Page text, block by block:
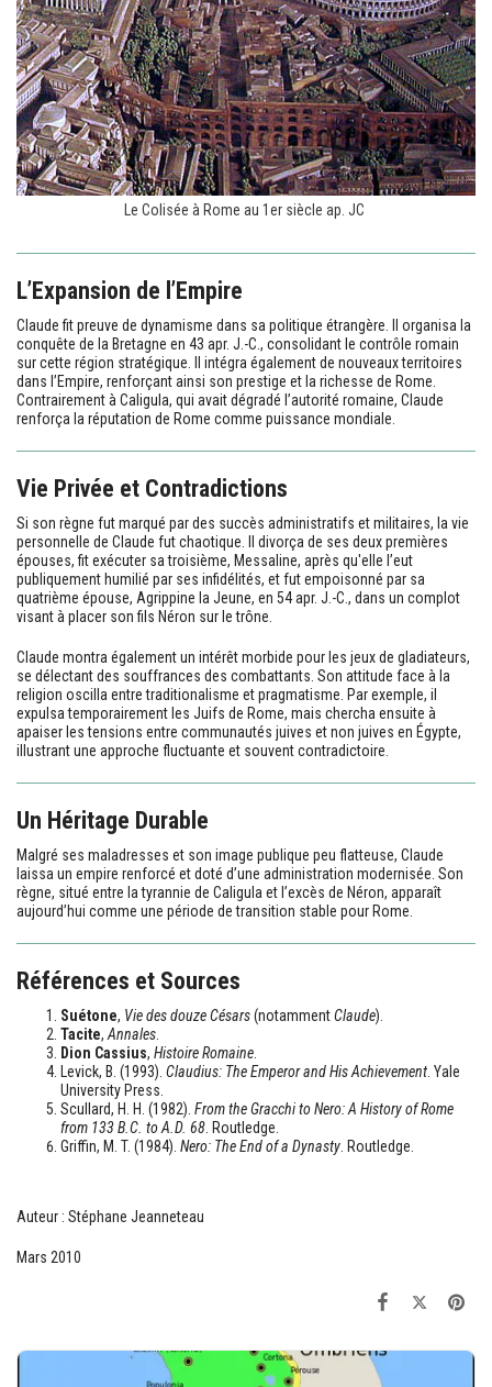
Le Colisée à Rome au 1er siècle ap. JC
L’Expansion de l’Empire
Claude fit preuve de dynamisme dans sa politique étrangère. Il organisa la
conquête de la Bretagne en 43 apr. J.-C., consolidant le contrôle romain
sur cette région stratégique. Il intégra également de nouveaux territoires
dans l’Empire, renforçant ainsi son prestige et la richesse de Rome.
Contrairement à Caligula, qui avait dégradé l’autorité romaine, Claude
renforça la réputation de Rome comme puissance mondiale.
Vie Privée et Contradictions
Si son règne fut marqué par des succès administratifs et militaires, la vie
personnelle de Claude fut chaotique. Il divorça de ses deux premières
épouses, fit exécuter sa troisième, Messaline, après qu'elle l’eut
publiquement humilié par ses infidélités, et fut empoisonné par sa
quatrième épouse, Agrippine la Jeune, en 54 apr. J.-C., dans un complot
visant à placer son fils Néron sur le trône.
Claude montra également un intérêt morbide pour les jeux de gladiateurs,
se délectant des souffrances des combattants. Son attitude face à la
religion oscilla entre traditionalisme et pragmatisme. Par exemple, il
expulsa temporairement les Juifs de Rome, mais chercha ensuite à
apaiser les tensions entre communautés juives et non juives en Égypte,
illustrant une approche fluctuante et souvent contradictoire.
Un Héritage Durable
Malgré ses maladresses et son image publique peu flatteuse, Claude
laissa un empire renforcé et doté d’une administration modernisée. Son
règne, situé entre la tyrannie de Caligula et l’excès de Néron, apparaît
aujourd’hui comme une période de transition stable pour Rome.
Références et Sources
Suétone, Vie des douze Césars(notammentClaude).
Tacite, Annales
Dion Cassius, Histoire Romaine
Levick, B. (1993). Claudius: The Emperor and His Achievement . Yale
University Press.
Scullard, H. H. (1982). From the Gracchi to Nero: A History of Rome
from 133 B.C. to A.D. 68 . Routledge.
Griffin, M. T. (1984). Nero: The End of a Dynasty . Routledge.
Auteur : Stéphane Jeanneteau
Mars 2010